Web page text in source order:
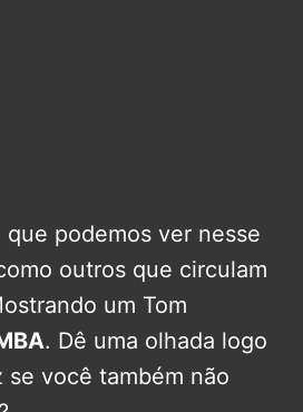
que podemos ver nesse
outros que circulam
um Tom
. Dê uma olhada logo
se você também não